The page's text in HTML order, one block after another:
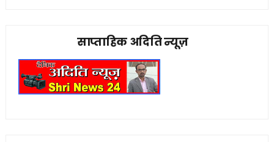
साप्ताहिक अदिति न्यूज़